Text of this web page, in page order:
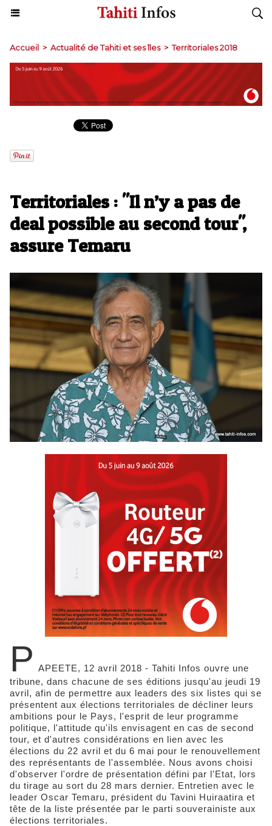
Accueil > Actualité de Tahiti et ses îles > Territoriales 2018
Territoriales : "Il n’y a pas de
deal possible au second tour",
assure Temaru
P APEETE, 12 avril 2018 - Tahiti Infos ouvre une
tribune, dans chacune de ses éditions jusqu'au jeudi 19
avril, afin de permettre aux leaders des six listes qui se
présentent aux élections territoriales de décliner leurs
ambitions pour le Pays, l'esprit de leur programme
politique, l'attitude qu'ils envisagent en cas de second
tour, et d'autres considérations en lien avec les
élections du 22 avril et du 6 mai pour le renouvellement
des représentants de l'assemblée. Nous avons choisi
d'observer l'ordre de présentation défini par l'Etat, lors
du tirage au sort du 28 mars dernier. Entretien avec le
leader Oscar Temaru, président du Tavini Huiraatira et
tête de la liste présentée par le parti souverainiste aux
élections territoriales.